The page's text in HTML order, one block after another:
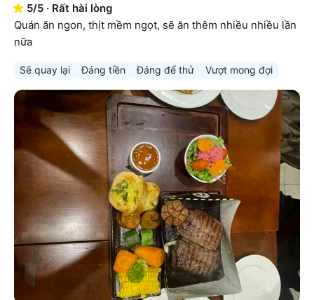
5/5 · Rất hài lòng
Quán ăn ngon, thịt mềm ngọt, sẽ ăn thêm nhiều nhiều lần
nữa
Sẽ quay lại Đáng tiền Đáng để thử Vượt mong đợi